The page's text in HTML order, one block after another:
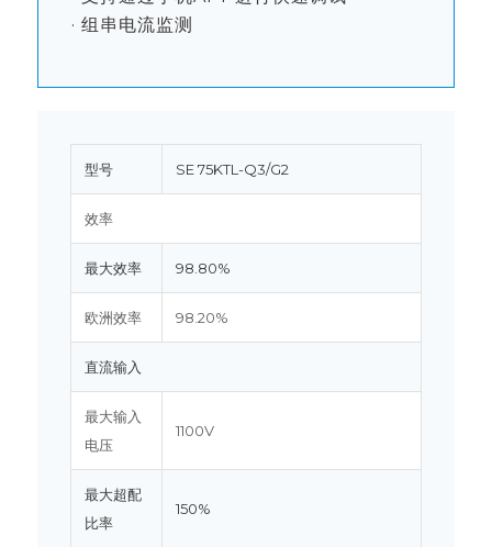
· 组串电流监测
型号 SE 75KTL-Q3/G2
效率
最大效率 98.80%
欧洲效率 98.20%
直流输入
最大输入
电压
1100V
最大超配
比率
150%